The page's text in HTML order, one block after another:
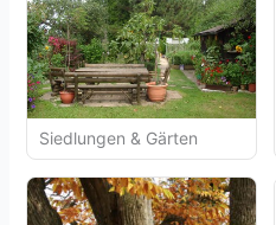
Siedlungen & Gärten